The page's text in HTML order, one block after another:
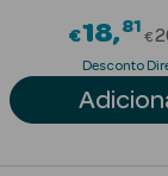
Solares
€18 81
€
Desconto